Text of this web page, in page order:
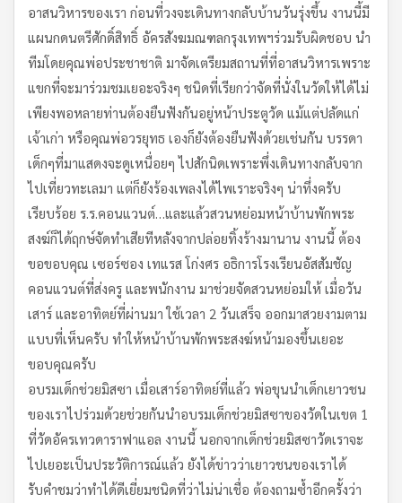
อาสนวิหารของเรา ก่อนที่วงจะเดินทางกลับบ้านวันรุ่งขึ้น งานนี้มี
แผนกดนตรีศักดิ์สิทธิ์ อัครสังฆมณฑลกรุงเทพฯร่วมรับผิดชอบ นำ
ทีมโดยคุณพ่อประชาชาติ มาจัดเตรียมสถานที่ที่อาสนวิหารเพราะ
แขกที่จะมาร่วมชมเยอะจริงๆ ชนิดที่เรียกว่าจัดที่นั่งในวัดให้ได้ไม่
เพียงพอหลายท่านต้องยืนฟังกันอยู่หน้าประตูวัด แม้แต่ปลัดแก่
เจ้าเก่า หรือคุณพ่อวรยุทธ เองก็ยังต้องยืนฟังด้วยเช่นกัน บรรดา
เด็กๆที่มาแสดงจะดูเหนื่อยๆ ไปสักนิดเพราะพึ่งเดินทางกลับจาก
ไปเที่ยวทะเลมา แต่ก็ยังร้องเพลงได้ไพเราะจริงๆ น่าทึ่งครับ
เรียบร้อย ร.ร.คอนแวนต์…และแล้วสวนหย่อมหน้าบ้านพักพระ
สงฆ์ก็ได้ฤกษ์จัดทำเสียทีหลังจากปล่อยทิ้งร้างมานาน งานนี้ ต้อง
ขอขอบคุณ เซอร์ซอง เทแรส โก่งศร อธิการโรงเรียนอัสสัมชัญ
คอนแวนต์ที่ส่งครู และพนักงาน มาช่วยจัดสวนหย่อมให้ เมื่อวัน
เสาร์ และอาทิตย์ที่ผ่านมา ใช้เวลา 2 วันเสร็จ ออกมาสวยงามตาม
แบบที่เห็นครับ ทำให้หน้าบ้านพักพระสงฆ์หน้ามองขึ้นเยอะ
ขอบคุณครับ
อบรมเด็กช่วยมิสซา เมื่อเสาร์อาทิตย์ที่แล้ว พ่อขุนนำเด็กเยาวชน
ของเราไปร่วมด้วยช่วยกันนำอบรมเด็กช่วยมิสซาของวัดในเขต 1
ที่วัดอัครเทวดาราฟาแอล งานนี้ นอกจากเด็กช่วยมิสซาวัดเราจะ
ไปเยอะเป็นประวัติการณ์แล้ว ยังได้ข่าวว่าเยาวชนของเราได้
รับคำชมว่าทำได้ดีเยี่ยมชนิดที่ว่าไม่น่าเชื่อ ต้องถามซ้ำอีกครั้งว่า